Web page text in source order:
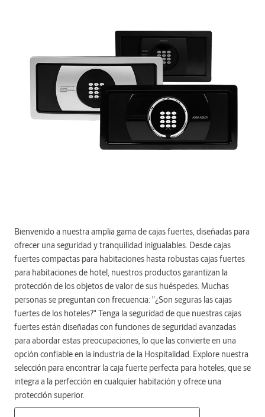
Bienvenido a nuestra amplia gama de cajas fuertes, diseñadas para
ofrecer una seguridad y tranquilidad inigualables. Desde cajas
fuertes compactas para habitaciones hasta robustas cajas fuertes
para habitaciones de hotel, nuestros productos garantizan la
protección de los objetos de valor de sus huéspedes. Muchas
personas se preguntan con frecuencia: "¿Son seguras las cajas
fuertes de los hoteles?" Tenga la seguridad de que nuestras cajas
fuertes están diseñadas con funciones de seguridad avanzadas
para abordar estas preocupaciones, lo que las convierte en una
opción confiable en la industria de la Hospitalidad. Explore nuestra
selección para encontrar la caja fuerte perfecta para hoteles, que se
integra a la perfección en cualquier habitación y ofrece una
protección superior.